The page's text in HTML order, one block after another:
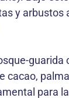
y arbustos
guarida
cacao,
para